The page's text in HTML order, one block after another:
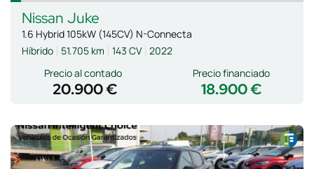
Nissan Juke
1.6 Hybrid 105kW (145CV) N-Connecta
Híbrido
51.705 km 143 CV 2022
Precio al contado
20.900 € 18.900 €
Precio financiado